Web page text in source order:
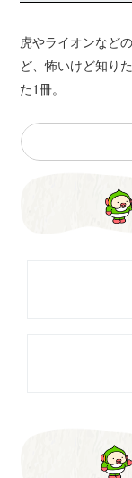
虎やライオンなど
ど、怖いけど知り
た1冊。